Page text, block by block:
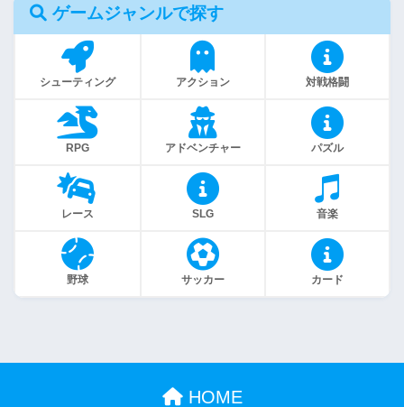
ゲームジャンルで探す
シューティング アクション 対戦格闘
RPG アドベンチャー パズル
レース SLG 音楽
野球 サッカー カード
HOME